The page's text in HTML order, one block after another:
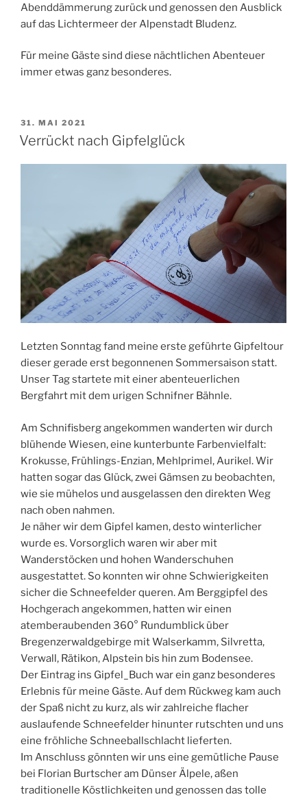
Abenddämmerung zurück und genossen den Ausblick
auf das Lichtermeer der Alpenstadt Bludenz.
Für meine Gäste sind diese nächtlichen Abenteuer
immer etwas ganz besonderes.
POSTED
ON
31. MAI 2021
Verrückt nach Gipfelglück
Letzten Sonntag fand meine erste geführte Gipfeltour
dieser gerade erst begonnenen Sommersaison statt.
Unser Tag startete mit einer abenteuerlichen
Bergfahrt mit dem urigen Schnifner Bähnle.
Am Schnifisberg angekommen wanderten wir durch
blühende Wiesen, eine kunterbunte Farbenvielfalt:
Krokusse, Frühlings-Enzian, Mehlprimel, Aurikel. Wir
hatten sogar das Glück, zwei Gämsen zu beobachten,
wie sie mühelos und ausgelassen den direkten Weg
nach oben nahmen.
Je näher wir dem Gipfel kamen, desto winterlicher
wurde es. Vorsorglich waren wir aber mit
Wanderstöcken und hohen Wanderschuhen
ausgestattet. So konnten wir ohne Schwierigkeiten
sicher die Schneefelder queren. Am Berggipfel des
Hochgerach angekommen, hatten wir einen
atemberaubenden 360° Rundumblick über
Bregenzerwaldgebirge mit Walserkamm, Silvretta,
Verwall, Rätikon, Alpstein bis hin zum Bodensee.
Der Eintrag ins Gipfel_Buch war ein ganz besonderes
Erlebnis für meine Gäste. Auf dem Rückweg kam auch
der Spaß nicht zu kurz, als wir zahlreiche flacher
auslaufende Schneefelder hinunter rutschten und uns
eine fröhliche Schneeballschlacht lieferten.
Im Anschluss gönnten wir uns eine gemütliche Pause
bei Florian Burtscher am Dünser Älpele, aßen
traditionelle Köstlichkeiten und genossen das tolle